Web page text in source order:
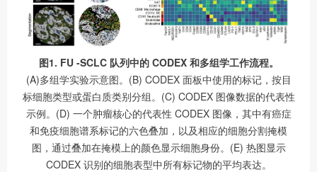
图1. FU -SCLC 队列中的 CODEX 和多组学工作流程。
(A)多组学实验示意图。(B) CODEX 面板中使用的标记，按目
标细胞类型或蛋白质类别分组。(C) CODEX 图像数据的代表性
示例。(D) 一个肿瘤核心的代表性 CODEX 图像，其中有癌症
和免疫细胞谱系标记的六色叠加，以及相应的细胞分割掩模
图，通过叠加在掩模上的颜色显示细胞身份。(E) 热图显示
CODEX 识别的细胞表型中所有标记物的平均表达。